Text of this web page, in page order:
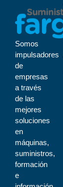
Somos
impulsadores
de
empresas
a través
de las
mejores
soluciones
en
máquinas,
suministros,
formación
e